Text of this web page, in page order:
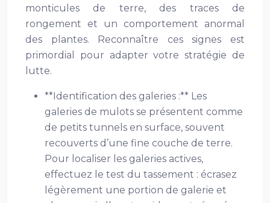
monticules de terre, des traces de
rongement et un comportement anormal
des plantes. Reconnaître ces signes est
primordial pour adapter votre stratégie de
lutte.
**Identification des galeries :** Les
galeries de mulots se présentent comme
de petits tunnels en surface, souvent
recouverts d’une fine couche de terre.
Pour localiser les galeries actives,
effectuez le test du tassement : écrasez
légèrement une portion de galerie et